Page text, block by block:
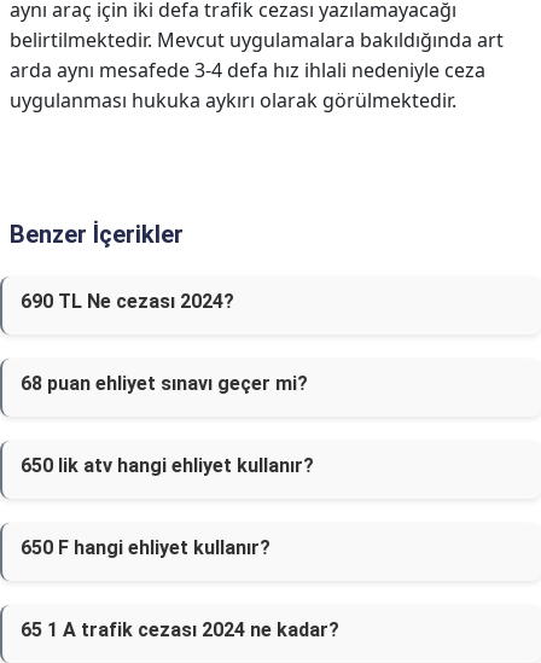
aynı araç için iki defa trafik cezası yazılamayacağı
belirtilmektedir. Mevcut uygulamalara bakıldığında art
arda aynı mesafede 3-4 defa hız ihlali nedeniyle ceza
uygulanması hukuka aykırı olarak görülmektedir.
Benzer İçerikler
690 TL Ne cezası 2024?
68 puan ehliyet sınavı geçer mi?
650 lik atv hangi ehliyet kullanır?
650 F hangi ehliyet kullanır?
65 1 A trafik cezası 2024 ne kadar?